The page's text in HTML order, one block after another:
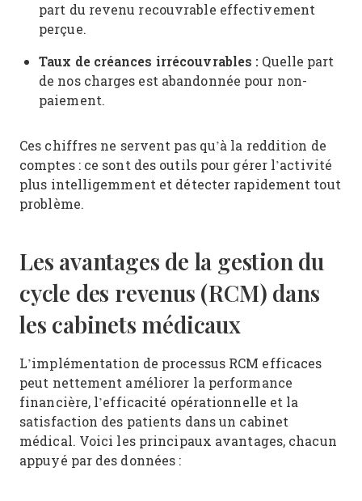
part du revenu recouvrable effectivement
perçue.
Taux de créances irrécouvrables : Quelle part
de nos charges est abandonnée pour non-
paiement.
Ces chiffres ne servent pas qu’à la reddition de
comptes : ce sont des outils pour gérer l’activité
plus intelligemment et détecter rapidement tout
problème.
Les avantages de la gestion du
cycle des revenus (RCM) dans
les cabinets médicaux
L’implémentation de processus RCM efficaces
peut nettement améliorer la performance
financière, l’efficacité opérationnelle et la
satisfaction des patients dans un cabinet
médical. Voici les principaux avantages, chacun
appuyé par des données :